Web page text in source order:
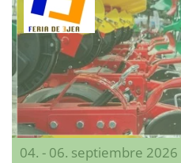
04. - 06. septiembre 2026